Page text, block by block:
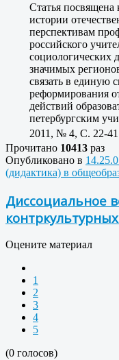
Статья
истории
перспективам
российского
социологических
значимых
связать в единую
реформирования
действий
петербургским
2011, № 4, C. 22-41
Прочитано 10413 раз
Опубликовано в
(дидактика) в
Диссоциальное
Оцените материал
1
2
3
4
5
(0 голосов)